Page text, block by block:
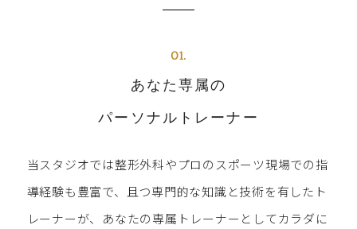
01.
あなた専属の
パーソナルトレーナー
当スタジオでは整形外科やプロのスポーツ現場での指
導経験も豊富で、且つ専門的な知識と技術を有したト
レーナーが、あなたの専属トレーナーとしてカラダに